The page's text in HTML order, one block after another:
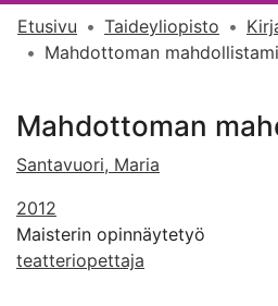
Etusivu Taideyliopisto
Mahdottoman
Mahdottoman
Santavuori, Maria
2012
Maisterin opinnäytetyö
teatteriopettaja